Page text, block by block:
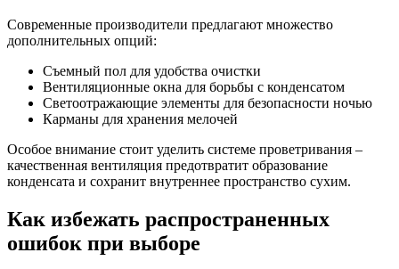
Современные производители предлагают множество
дополнительных опций:
Съемный пол для удобства очистки
Вентиляционные окна для борьбы с конденсатом
Светоотражающие элементы для безопасности ночью
Карманы для хранения мелочей
Особое внимание стоит уделить системе проветривания –
качественная вентиляция предотвратит образование
конденсата и сохранит внутреннее пространство сухим.
Как избежать распространенных
ошибок при выборе